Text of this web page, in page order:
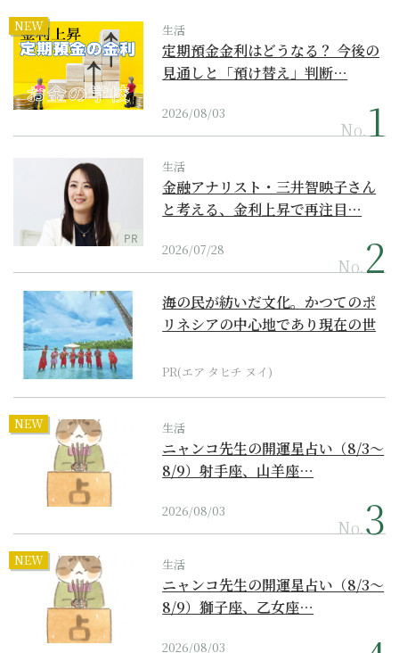
NEW 生活
定期預金金利はどうなる？ 今後の
見通しと「預け替え」判断…
2026/08/03
No.
PR
生活
金融アナリスト・三井智映子さん
と考える、金利上昇で再注目…
2026/07/28
No.
海の民が紡いだ文化。かつてのポ
リネシアの中心地であり現在の世
PR(エア タヒチ ヌイ)
NEW 生活
ニャンコ先生の開運星占い（8/3～
8/9）射手座、山羊座…
2026/08/03
No.
NEW 生活
ニャンコ先生の開運星占い（8/3～
8/9）獅子座、乙女座…
2026/08/03